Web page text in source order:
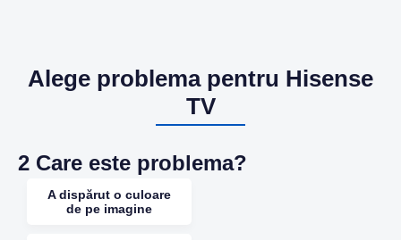
Alege problema pentru Hisense
TV
2 Care este problema?
A dispărut o culoare
de pe imagine